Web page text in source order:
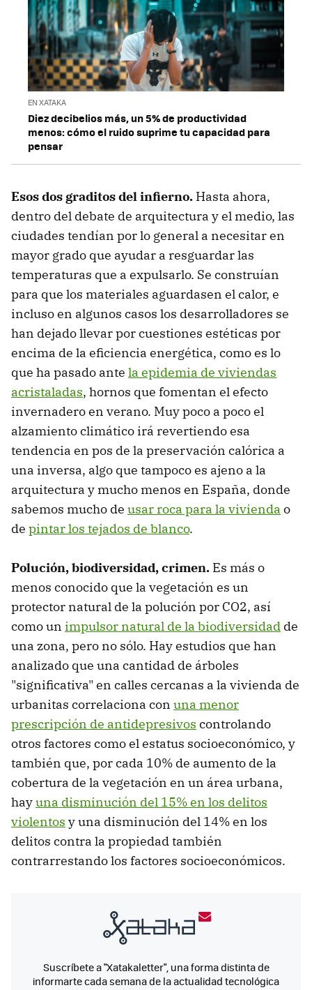
EN XATAKA
Diez decibelios más, un 5% de productividad
menos: cómo el ruido suprime tu capacidad para
pensar
Esos dos graditos del infierno. Hasta ahora,
dentro del debate de arquitectura y el medio, las
ciudades tendían por lo general a necesitar en
mayor grado que ayudar a resguardar las
temperaturas que a expulsarlo. Se construían
para que los materiales aguardasen el calor, e
incluso en algunos casos los desarrolladores se
han dejado llevar por cuestiones estéticas por
encima de la eficiencia energética, como es lo
que ha pasado ante la epidemia de viviendas
acristaladas, hornos que fomentan el efecto
invernadero en verano. Muy poco a poco el
alzamiento climático irá revertiendo esa
tendencia en pos de la preservación calórica a
una inversa, algo que tampoco es ajeno a la
arquitectura y mucho menos en España, donde
sabemos mucho de usar roca para la vivienda o
de pintar los tejados de blanco.
Polución, biodiversidad, crimen. Es más o
menos conocido que la vegetación es un
protector natural de la polución por CO2, así
como un impulsor natural de la biodiversidad de
una zona, pero no sólo. Hay estudios que han
analizado que una cantidad de árboles
"significativa" en calles cercanas a la vivienda de
urbanitas correlaciona con una menor
prescripción de antidepresivos controlando
otros factores como el estatus socioeconómico, y
también que, por cada 10% de aumento de la
cobertura de la vegetación en un área urbana,
hayuna disminución del 15% en los delitos
violentos y una disminución del 14% en los
delitos contra la propiedad también
contrarrestando los factores socioeconómicos.
Suscríbete a "Xatakaletter", una forma distinta de
informarte cada semana de la actualidad tecnológica